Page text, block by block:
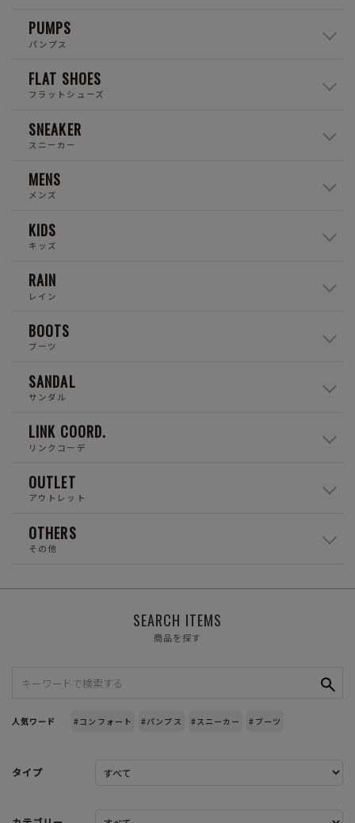
PUMPS
パンプス
FLAT SHOES
フラットシューズ
SNEAKER
スニーカー
MENS
メンズ
KIDS
キッズ
RAIN
レイン
BOOTS
ブーツ
SANDAL
サンダル
LINK COORD.
リンクコーデ
OUTLET
アウトレット
OTHERS
その他
SEARCH ITEMS
商品を探す
人気ワード #コンフォート #パンプス #スニーカー #ブーツ
タイプ